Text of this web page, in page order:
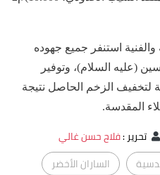
استنفر جميع جهوده
(عليه السلام)، وتوفير
الزخم الحاصل نتيجة
المقدسة.
تحرير:فلاح حسن غالي
الساران الأخضر